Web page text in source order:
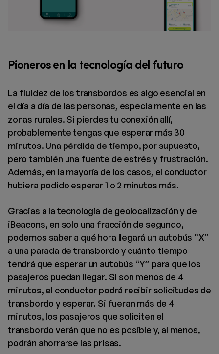
Pioneros en la tecnología del futuro
La fluidez de los transbordos es algo esencial en
el día a día de las personas, especialmente en las
zonas rurales. Si pierdes tu conexión allí,
probablemente tengas que esperar más 30
minutos. Una pérdida de tiempo, por supuesto,
pero también una fuente de estrés y frustración.
Además, en la mayoría de los casos, el conductor
hubiera podido esperar 1 o 2 minutos más.
Gracias a la tecnología de geolocalización y de
iBeacons, en solo una fracción de segundo,
podemos saber a qué hora llegará un autobús “X”
a una parada de transbordo y cuánto tiempo
tendrá que esperar un autobús “Y” para que los
pasajeros puedan llegar. Si son menos de 4
minutos, el conductor podrá recibir solicitudes de
transbordo y esperar. Si fueran más de 4
minutos, los pasajeros que soliciten el
transbordo verán que no es posible y, al menos,
podrán ahorrarse las prisas.